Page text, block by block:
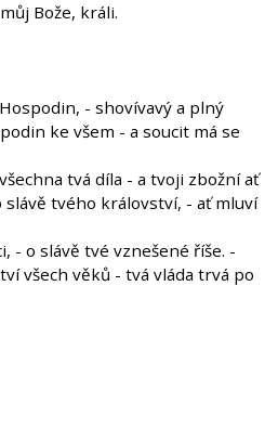
Bože, králi.
- shovívavý a plný
ke všem - a soucit má se
tvá díla - a tvoji zbožní ať
tvého království, - ať mluví
- o slávě tvé vznešené říše. -
všech věků - tvá vláda trvá po